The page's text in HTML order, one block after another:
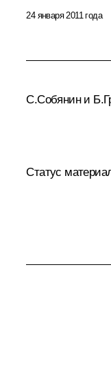
24 января 2011 года
С.Собянини
Статус